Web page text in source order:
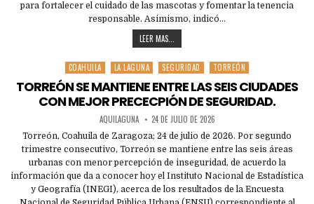
para fortalecer el cuidado de las mascotas y fomentar la tenencia
responsable. Asimismo, indicó…
LEER MAS...
Posted
in
COAHUILA LA LAGUNA SEGURIDAD TORREÓN
TORREÓN SE MANTIENE ENTRE LAS SEIS CIUDADES
CON MEJOR PRECECPIÓN DE SEGURIDAD.
AQUILAGUNA 24 DE JULIO DE 2026
Torreón, Coahuila de Zaragoza; 24 de julio de 2026. Por segundo
trimestre consecutivo, Torreón se mantiene entre las seis áreas
urbanas con menor percepción de inseguridad, de acuerdo la
información que da a conocer hoy el Instituto Nacional de Estadística
y Geografía (INEGI), acerca de los resultados de la Encuesta